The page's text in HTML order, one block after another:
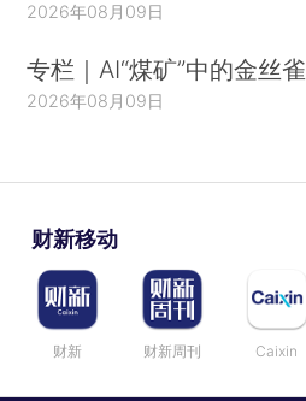
2026年08月09日
专栏｜AI“煤矿”中的金丝雀
2026年08月09日
财新移动
财新 财新周刊 Caixin